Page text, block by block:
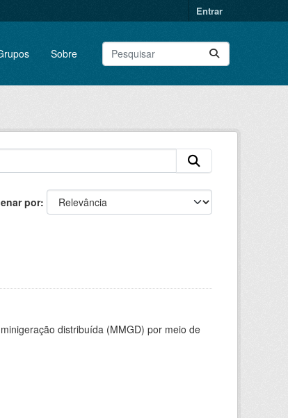
Entrar
Sobre
por
distribuída (MMGD) por meio de